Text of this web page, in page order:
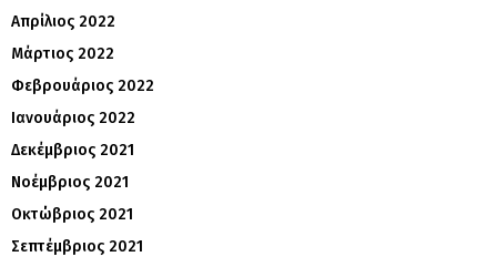
Απρίλιος 2022
Μάρτιος 2022
Φεβρουάριος 2022
Ιανουάριος 2022
Δεκέμβριος 2021
Νοέμβριος 2021
Οκτώβριος 2021
Σεπτέμβριος 2021